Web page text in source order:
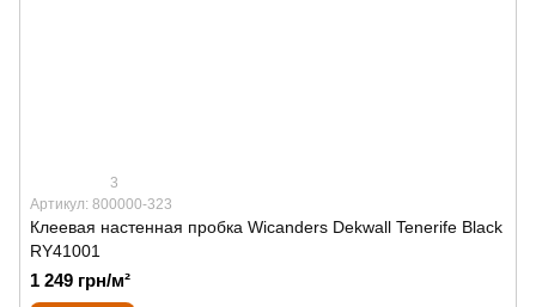
3
Артикул: 800000-323
Клеевая настенная пробка Wicanders Dekwall Tenerife Black
RY41001
1 249 грн/м²